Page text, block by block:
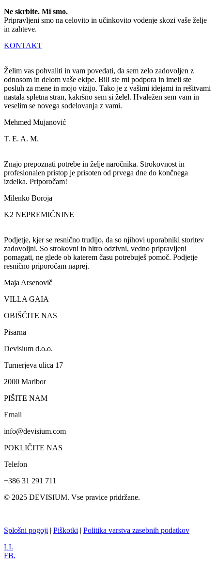
Ne skrbite. Mi smo.
Pripravljeni smo na celovito in učinkovito vodenje skozi vaše želje
in zahteve.
KONTAKT
Želim vas pohvaliti in vam povedati, da sem zelo zadovoljen z
odnosom in delom vaše ekipe. Bili ste mi podpora in imeli ste
posluh za mene in mojo vizijo. Tako je z vašimi idejami in rešitvami
nastala spletna stran, kakršno sem si želel. Hvaležen sem vam in
veselim se novega sodelovanja z vami.
Mehmed Mujanović
T. E. A. M.
Znajo prepoznati potrebe in želje naročnika. Strokovnost in
profesionalen pristop je prisoten od prvega dne do končnega
izdelka. Priporočam!
Milenko Boroja
K2 NEPREMIČNINE
Podjetje, kjer se resnično trudijo, da so njihovi uporabniki storitev
zadovoljni. So strokovni in hitro odzivni, vedno pripravljeni
pomagati, ne glede ob katerem času potrebuješ pomoč. Podjetje
resnično priporočam naprej.
Maja Arsenovič
VILLA GAIA
OBIŠČITE NAS
Pisarna
Devisium d.o.o.
Turnerjeva ulica 17
2000 Maribor
PIŠITE NAM
Email
info@devisium.com
POKLIČITE NAS
Telefon
+386 31 291 711
© 2025 DEVISIUM. Vse pravice pridržane.
Splošni pogoji | Piškotki | Politika varstva zasebnih podatkov
LI.
FB.